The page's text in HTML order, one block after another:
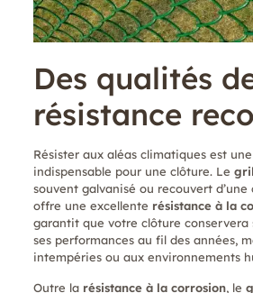
Des qualités
résistance
Résister aux aléas climatiques est
indispensable pour une clôture. Le
souvent galvanisé ou recouvert d’une
offre une excellente résistance à la
garantit que votre clôture conservera
ses performances au fil des années,
intempéries ou aux environnements
Outre la résistance à la corrosion, le